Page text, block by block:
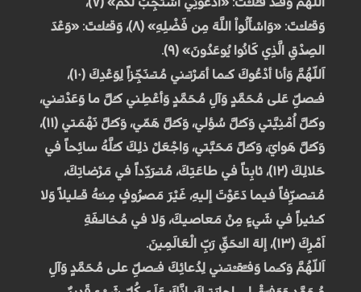
وَقـُلـْتَ: «وَاسْأَلُواْ اللَّهَ مِن فَضْلِهِ» (۸)، وَقـُلـْتَ: «وَعْدَ
الصِّدْقِ الَّذِي كَانُوا يُوعَدُونَ» (۹).
اَللّهُمَّ وَأنا أدْعُوكَ كـَما أمَرْتـَني مُتـَنَجِّزاً لِوَعْدِكَ (۱۰)،
فـَصَلِّ عَلى مُحَمَّدٍ وَآلِ مُحَمَّدٍ وَأعْطِني كـُلَّ ما وَعَدْتـَني،
وكـُلَّ اُمْنِيَّتي وَكـُلَّ سُؤلي، وَكـُلَّ هَمّي، وَكـُلَّ نَهْمَتي (۱۱)،
وَكـُلَّ هَوايَ، وَكـُلَّ مَحَبَّتي، وَاجْعَلْ ذلِكَ كـُلَّهُ سائِحاً في
حَلالِكَ (۱۲)، ثابِتاً في طاعَتِكَ، مُتـَرَدِّداً في مَرْضاتِكَ،
مُتـَصَرِّفاً فيما دَعَوْتَ إليهِ، غَيْرَ مَصْرُوفٍ مِنـْهُ قـَليلاً وَلا
كـَثيراً في شَيءٍ مِنْ مَعاصيكَ، وَلا في مُخالـَفَةِ
اَمْرِكَ (۱۳)، إلهَ الـْحَقِّ رَبِّ الْعَالَمِينَ.
اَللّهُمَّ وَكـَما وَفـَّقـْتـَني لِدُعائِكَ فـَصَلِّ على مُحَمَّدٍ وَآلِ